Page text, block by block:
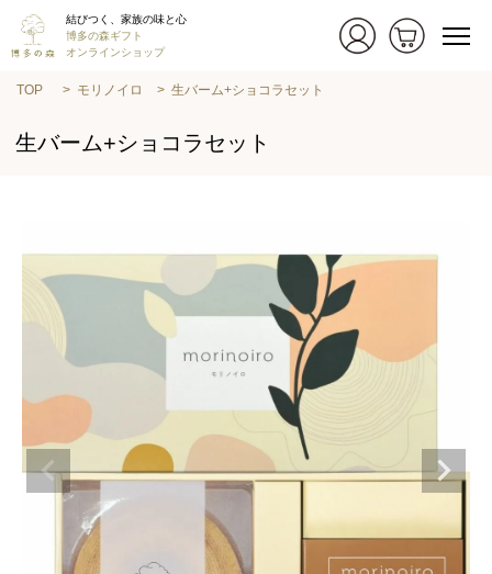
結びつく、家族の味と心
博多の森ギフト
オンラインショップ
TOP モリノイロ 生バーム+ショコラセット
生バーム+ショコラセット